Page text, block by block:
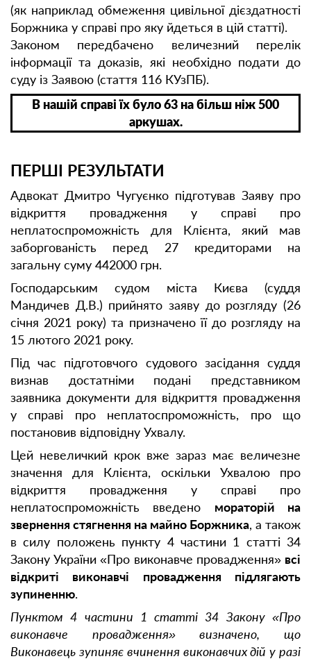
(як наприклад обмеження цивільної дієздатності
Боржника у справі про яку йдеться в цій статті).
Законом передбачено величезний перелік
інформації та доказів, які необхідно подати до
суду із Заявою (стаття 116 КУзПБ).
В нашій справі їх було 63 на більш ніж 500
аркушах.
ПЕРШІ РЕЗУЛЬТАТИ
Адвокат Дмитро Чугуєнко підготував Заяву про
відкриття провадження у справі про
неплатоспроможність для Клієнта, який мав
заборгованість перед 27 кредиторами на
загальну суму 442000 грн.
Господарським судом міста Києва (суддя
Мандичев Д.В.) прийнято заяву до розгляду (26
січня 2021 року) та призначено її до розгляду на
15 лютого 2021 року.
Під час підготовчого судового засідання суддя
визнав достатніми подані представником
заявника документи для відкриття провадження
у справі про неплатоспроможність, про що
постановив відповідну Ухвалу.
Цей невеличкий крок вже зараз має величезне
значення для Клієнта, оскільки Ухвалою про
відкриття провадження у справі про
неплатоспроможність введено мораторій на
звернення стягнення на майно Боржника, а також
в силу положень пункту 4 частини 1 статті 34
Закону України «Про виконавче провадження» всі
відкриті виконавчі провадження підлягають
зупиненню.
Пунктом 4 частини 1 статті 34 Закону «Про
виконавче провадження» визначено, що
Виконавець зупиняє вчинення виконавчих дій у разі